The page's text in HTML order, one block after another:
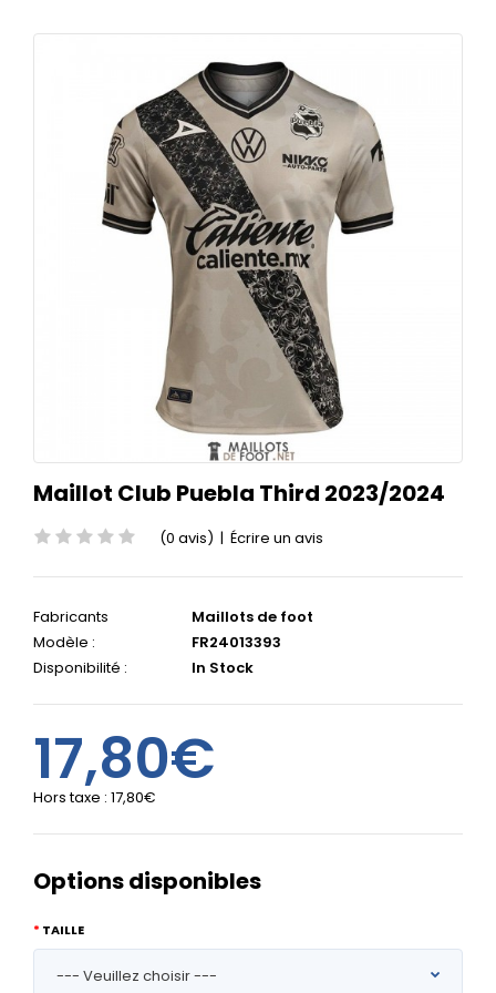
Maillot Club Puebla Third 2023/2024
(0 avis) | Écrire un avis
Fabricants
Maillots de foot
Modèle :
FR24013393
Disponibilité :
In Stock
17,80€
Hors taxe : 17,80€
Options disponibles
TAILLE